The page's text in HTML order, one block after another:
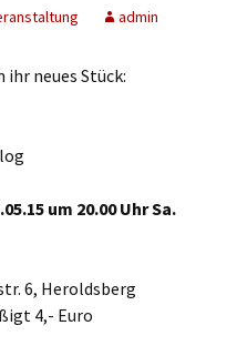
admin
ihr neues Stück:
um 20.00 Uhr Sa.
6, Heroldsberg
4,- Euro